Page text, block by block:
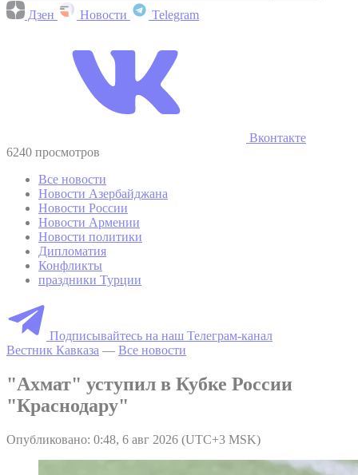
Дзен Новости Telegram
Вконтакте
6240 просмотров
Все новости
Новости Азербайджана
Новости России
Новости Армении
Новости политики
Дипломатия
Конфликты
праздники Турции
Подписывайтесь на наш Телеграм-канал
Вестник Кавказа — Все новости
"Ахмат" уступил в Кубке России
"Краснодару"
Опубликовано: 0:48, 6 авг 2026 (UTC+3 MSK)